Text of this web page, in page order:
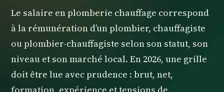
Le salaire en plomberie chauffage correspond
à la rémunération d’un plombier, chauffagiste
ou plombier-chauffagiste selon son statut, son
niveau et son marché local. En 2026, une grille
doit être lue avec prudence : brut, net,